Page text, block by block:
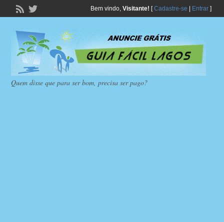
Bem vindo, Visitante! [Cadastre-se Entrar]
Quem disse que para ser bom, precisa ser pago?